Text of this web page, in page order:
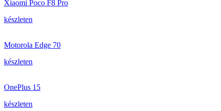
Xiaomi Poco F8 Pro
készleten
Motorola Edge 70
készleten
OnePlus 15
készleten